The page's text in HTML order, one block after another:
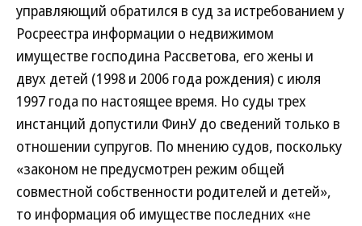
управляющий обратился в суд за истребованием у
Росреестра информации о недвижимом
имуществе господина Рассветова, его жены и
двух детей (1998 и 2006 года рождения) с июля
1997 года по настоящее время. Но суды трех
инстанций допустили ФинУ до сведений только в
отношении супругов. По мнению судов, поскольку
«законом не предусмотрен режим общей
совместной собственности родителей и детей»,
то информация об имуществе последних «не